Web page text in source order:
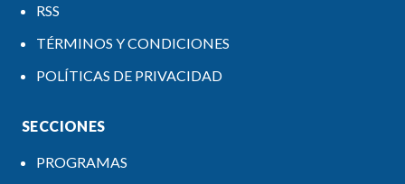
RSS
TÉRMINOS Y CONDICIONES
POLÍTICAS DE PRIVACIDAD
SECCIONES
PROGRAMAS